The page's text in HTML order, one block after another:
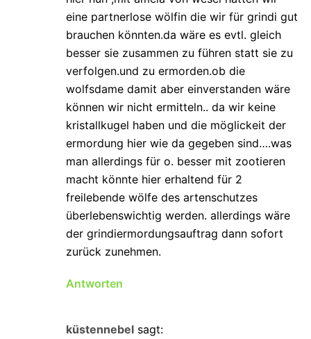
eine partnerlose wölfin die wir für grindi gut
brauchen könnten.da wäre es evtl. gleich
besser sie zusammen zu führen statt sie zu
verfolgen.und zu ermorden.ob die
wolfsdame damit aber einverstanden wäre
können wir nicht ermitteln.. da wir keine
kristallkugel haben und die möglickeit der
ermordung hier wie da gegeben sind….was
man allerdings für o. besser mit zootieren
macht könnte hier erhaltend für 2
freilebende wölfe des artenschutzes
überlebenswichtig werden. allerdings wäre
der grindiermordungsauftrag dann sofort
zurück zunehmen.
Antworten
küstennebel sagt: